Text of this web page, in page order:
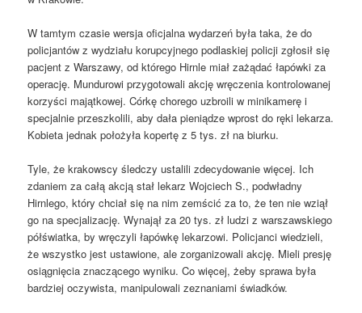
W tamtym czasie wersja oficjalna wydarzeń była taka, że do
policjantów z wydziału korupcyjnego podlaskiej policji zgłosił się
pacjent z Warszawy, od którego Hirnle miał zażądać łapówki za
operację. Mundurowi przygotowali akcję wręczenia kontrolowanej
korzyści majątkowej. Córkę chorego uzbroili w minikamerę i
specjalnie przeszkolili, aby dała pieniądze wprost do ręki lekarza.
Kobieta jednak położyła kopertę z 5 tys. zł na biurku.
Tyle, że krakowscy śledczy ustalili zdecydowanie więcej. Ich
zdaniem za całą akcją stał lekarz Wojciech S., podwładny
Hirnlego, który chciał się na nim zemścić za to, że ten nie wziął
go na specjalizację. Wynajął za 20 tys. zł ludzi z warszawskiego
półświatka, by wręczyli łapówkę lekarzowi. Policjanci wiedzieli,
że wszystko jest ustawione, ale zorganizowali akcję. Mieli presję
osiągnięcia znaczącego wyniku. Co więcej, żeby sprawa była
bardziej oczywista, manipulowali zeznaniami świadków.